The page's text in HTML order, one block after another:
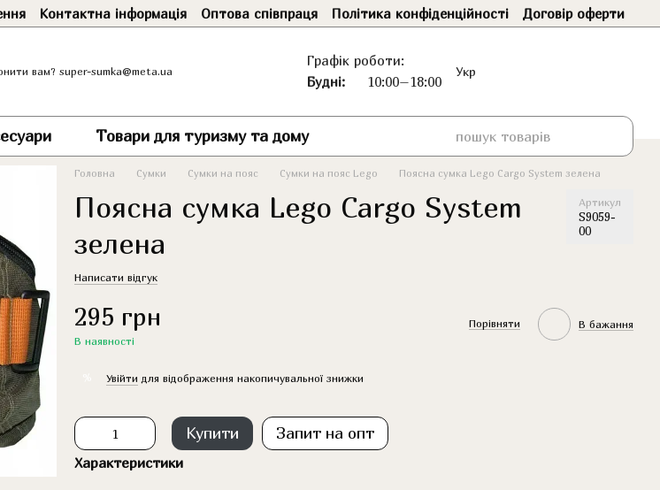
Контактна інформація Оптова співпраця Політика конфіденційності Договір оферти
вам? super-sumka@meta.ua
Графік роботи:
Будні:
10:00–18:00
Укр
Товари для туризму та дому
Головна Сумки Сумки на пояс Сумки на пояс Lego Поясна сумка Lego Cargo System зелена
Поясна сумка Lego Cargo System
зелена
Артикул
S9059-
00
Написати відгук
295 грн
В наявності
Порівняти В бажання
Увійти для відображення накопичувальної знижки
Купити Запит на опт
Характеристики